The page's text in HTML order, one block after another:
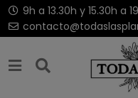
9h a 13.30h y 15.30h a